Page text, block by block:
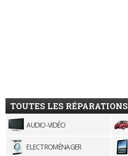
TOUTES LES RÉPARATIONS
AUDIO-VIDÉO
ELECTROMÉNAGER